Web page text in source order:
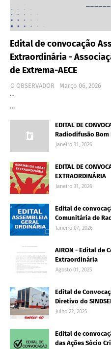
Edital de convocação
Extraordinária -
de Extrema-AECE
O OBSERVADOR
Março 06, 2026
…
…
EDITAL DE
Radiodifusão Bom
Janeiro 31, 2026
EDITAL DE
EXTRAORDINÁRIA
Janeiro 31, 2026
Edital de
Comunitária de
Janeiro 07, 2026
AIRON - Edital de
Extraordinária
Agosto 01, 2025
Edital de
Diretivo do
Julho 22, 2025
Edital de
das Ações Sócio